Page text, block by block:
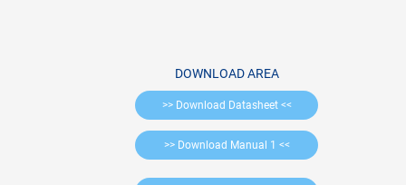
DOWNLOAD AREA
>> Download Datasheet <<
>> Download Manual 1 <<